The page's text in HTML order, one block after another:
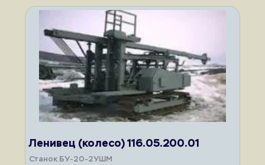
Ленивец (колесо) 116.05.200.01
Станок БУ-20-2УШМ